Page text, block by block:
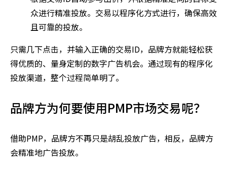
众进行精准投放。交易以程序化方式进行，确保高效
且可靠的投放。
只需几下点击，并输入正确的交易ID，品牌方就能轻松获
得优质的、量身定制的数字广告机会。通过现有的程序化
投放渠道，整个过程简单明了。
品牌方为何要使用PMP市场交易呢？
借助PMP，品牌方不再只是胡乱投放广告，相反，品牌方
会精准地广告投放。